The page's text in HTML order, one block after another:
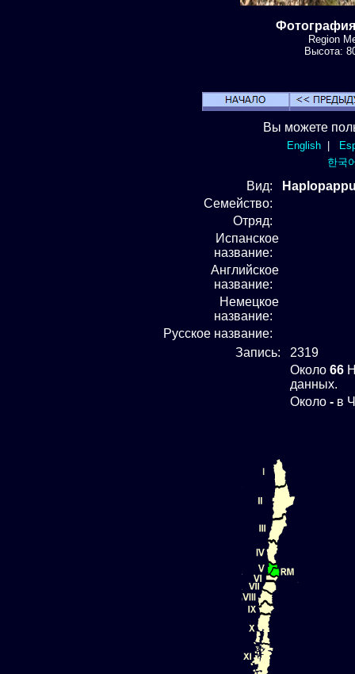
Region
Высота:
Вы можете
English|
한국
Вид:
Семейство:
Отряд:
Испанское
название:
Английское
название:
Немецкое
название:
Русское название:
Запись:
2319
Около 66
данных.
Около - в